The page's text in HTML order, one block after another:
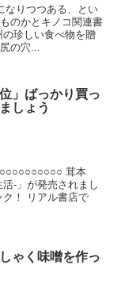
なりつつある、とい
のかとキノコ関連書
珍しい食べ物を贈
の穴...
」ばっかり買っ
しょう
茸本
-」が発売されまし
！ リアル書店で
ゃく味噌を作っ